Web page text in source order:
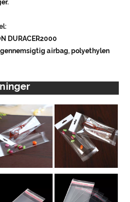
DURACER2000
airbag, polyethylen